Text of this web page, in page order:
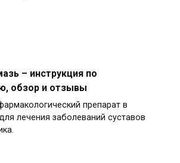
– инструкция по
обзор и отзывы
препарат в
лечения заболеваний суставов